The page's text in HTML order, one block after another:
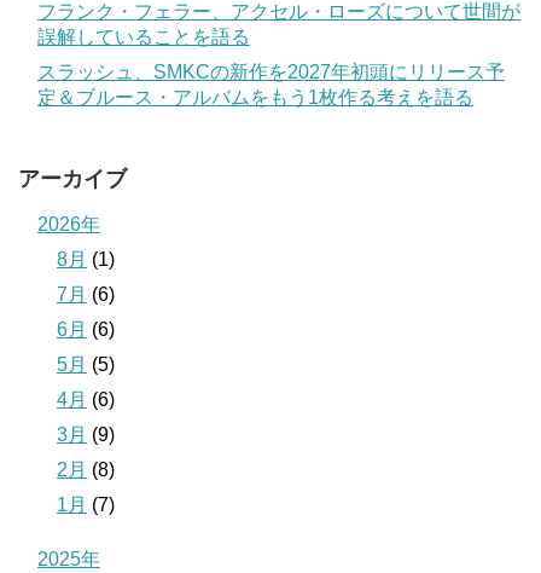
フランク・フェラー、アクセル・ローズについて世間が
誤解していることを語る
スラッシュ、SMKCの新作を2027年初頭にリリース予
定＆ブルース・アルバムをもう1枚作る考えを語る
アーカイブ
2026年
8月 (1)
7月 (6)
6月 (6)
5月 (5)
4月 (6)
3月 (9)
2月 (8)
1月 (7)
2025年